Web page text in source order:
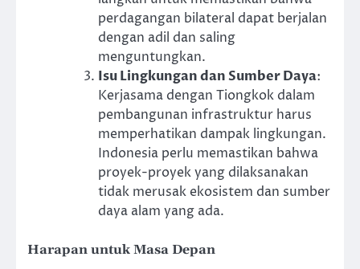
perdagangan bilateral dapat berjalan
dengan adil dan saling
menguntungkan.
Isu Lingkungan dan Sumber Daya:
Kerjasama dengan Tiongkok dalam
pembangunan infrastruktur harus
memperhatikan dampak lingkungan.
Indonesia perlu memastikan bahwa
proyek-proyek yang dilaksanakan
tidak merusak ekosistem dan sumber
daya alam yang ada.
Harapan untuk Masa Depan